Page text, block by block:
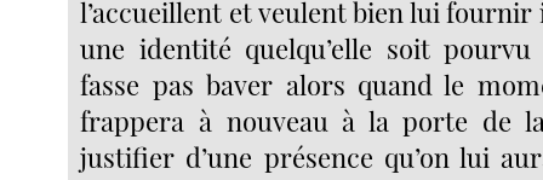
l’accueillent et veulent bien lui
une identité quelqu’elle soit
fasse pas baver alors quand le
frappera à nouveau à la porte de
justifier d’une présence qu’on lui